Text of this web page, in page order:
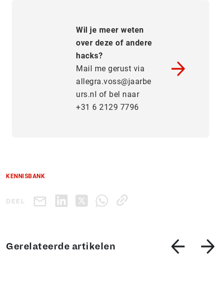
Wil je meer weten
over deze of andere
hacks?
Mail me gerust via
allegra.voss@jaarbe
urs.nl of bel naar
+31 6 2129 7796
KENNISBANK
DEEL
Gerelateerde artikelen